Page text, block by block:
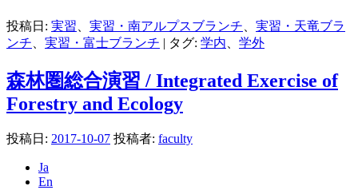
投稿日: 実習 実習・南アルプスブランチ
実習・天竜ブラ
ンチ
実習・富士ブランチ | タグ: 学内 学外
森林圏総合演習 / Integrated Exercise of
Forestry and Ecology
投稿日: 2017-10-07 投稿者: faculty
Ja
En